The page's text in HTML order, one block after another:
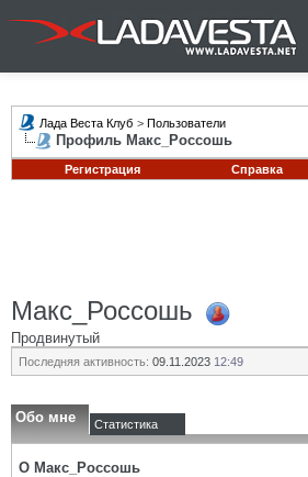
Лада Веста Клуб > Пользователи
Профиль Макс_Россошь
Регистрация Справка
Макс_Россошь
Продвинутый
Последняя активность: 09.11.2023 12:49
Обо мне Статистика
О Макс_Россошь